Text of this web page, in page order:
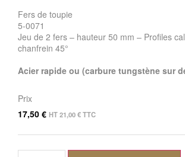
Fers de toupie
5-0071
Jeu de 2 fers – hauteur 50 mm – Profiles
chanfrein 45°
Acier rapide ou (carbure tungstène sur
Prix
17,50 € HT21,00€TTC